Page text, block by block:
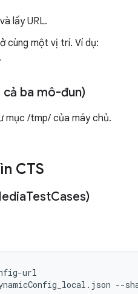
lấy URL.
cùng một vị trí. Ví dụ:
ba mô-đun)
mục /tmp/ của máy chủ.
CTS
TestCases)
url
--